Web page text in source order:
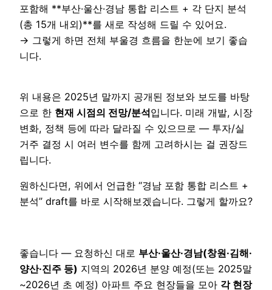
포함해 **부산·울산·경남 통합 리스트 + 각 단지 분석
(총 15개 내외)**를 새로 작성해 드릴 수 있어요.
→ 그렇게 하면 전체 부울경 흐름을 한눈에 보기 좋습
니다.
위 내용은 2025년 말까지 공개된 정보와 보도를 바탕
으로 한 현재 시점의 전망/분석입니다. 미래 개발, 시장
변화, 정책 등에 따라 달라질 수 있으므로 — 투자/실
거주 결정 시 여러 변수를 함께 고려하시는 걸 권장드
립니다.
원하신다면, 위에서 언급한 “경남 포함 통합 리스트 +
분석” draft를 바로 시작해보겠습니다. 그렇게 할까요?
좋습니다 — 요청하신 대로 부산·울산·경남(창원·김해·
양산·진주 등) 지역의 2026년 분양 예정(또는 2025말
~2026년 초 예정) 아파트 주요 현장들을 모아 각 현장